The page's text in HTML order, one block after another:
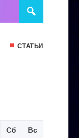
СТАТЬИ
Сб Вс